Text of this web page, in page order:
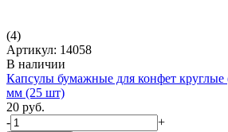
(4)
Артикул: 14058
В наличии
Капсулы бумажные для конфет круглые
мм (25 шт)
20 руб.
-
+